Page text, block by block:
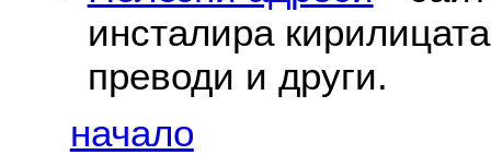
инсталира
преводи и други.
начало